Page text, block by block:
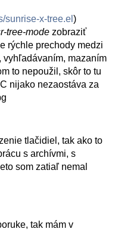
sunrise-x-tree.el )
tree-mode zobraziť
rýchle prechody medzi
vyhľadávaním, mazaním
to nepoužil, skôr to tu
nijako nezaostáva za
tlačidiel, tak ako to
s archívmi, s
som zatiaľ nemal
tak mám v